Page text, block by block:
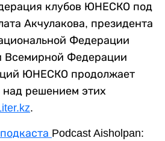
клубов ЮНЕСКО под
Акчулакова, президента
Федерации
Федерации
ЮНЕСКО продолжает
над решением этих
.
подкаста Podcast Aisholpan: